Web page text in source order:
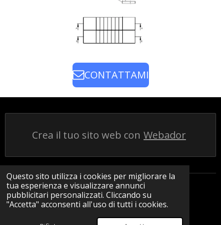
Questo sito utilizza i cookies per migliorare la
tua esperienza e visualizzare annunci
pubblicitari personalizzati. Cliccando su
"Accetta" acconsenti all'uso di tutti i cookies.
CONTATTAMI
Crea il tuo sito web con Webador
I
L
F
W